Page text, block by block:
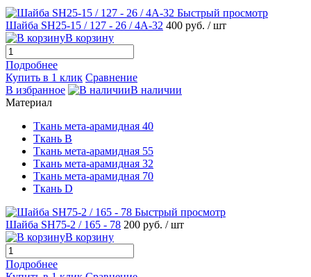
Быстрый просмотр
Шайба SH25-15 / 127 - 26 / 4А-32 400 руб. / шт
В корзину
Подробнее
Купить в 1 клик Сравнение
В избранное
В наличии
Материал
Ткань мета-арамидная 40
Ткань B
Ткань мета-арамидная 55
Ткань мета-арамидная 32
Ткань мета-арамидная 70
Ткань D
Быстрый просмотр
Шайба SH75-2 / 165 - 78 200 руб. / шт
В корзину
Подробнее